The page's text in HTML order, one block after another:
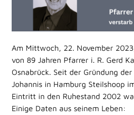
Am Mittwoch, 22. November
von 89 Jahren Pfarrer i. R. Gerd
Osnabrück. Seit der Gründung
Johannis in Hamburg Steilshoop
Eintritt in den Ruhestand 2002
Einige Daten aus seinem Leben: